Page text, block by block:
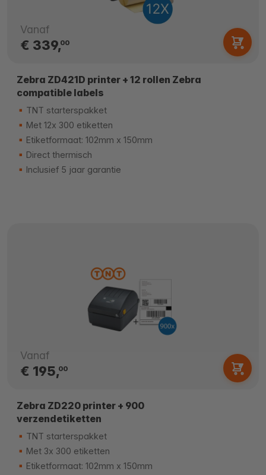
Vanaf
€ 339,00
Zebra ZD421D printer + 12 rollen Zebra
compatible labels
TNT starterspakket
Met 12x 300 etiketten
Etiketformaat: 102mm x 150mm
Direct thermisch
Inclusief 5 jaar garantie
Vanaf
€ 195,00
Zebra ZD220 printer + 900
verzendetiketten
TNT starterspakket
Met 3x 300 etiketten
Etiketformaat: 102mm x 150mm